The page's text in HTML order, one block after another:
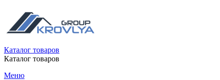
Каталог товаров
Каталог товаров
Меню